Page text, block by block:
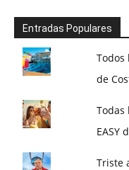
Entradas Populares
Todos
de
EASY
Triste